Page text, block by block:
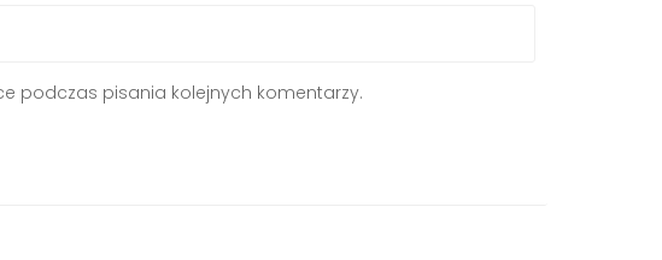
podczas pisania kolejnych komentarzy.